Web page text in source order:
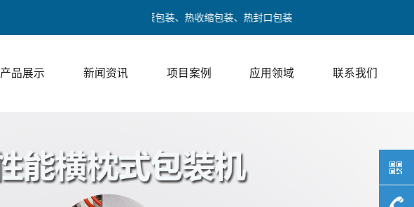
上走膜包装、下走膜包装、热收缩包装、热封口包装
产品展示 新闻资讯 项目案例 应用领域 联系我们